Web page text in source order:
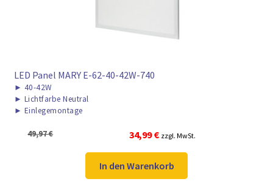
LED Panel MARY E-62-40-42W-740
► 40-42W
► Lichtfarbe Neutral
► Einlegemontage
49,97€
Ursprünglicher
war:
49,97 €
34,99€Aktueller
ist:
34,99 €.
zzgl. MwSt.
In den Warenkorb